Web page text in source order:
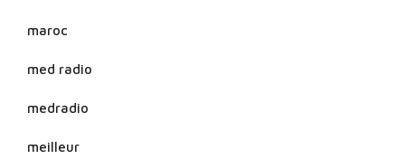
maroc
med radio
medradio
meilleur